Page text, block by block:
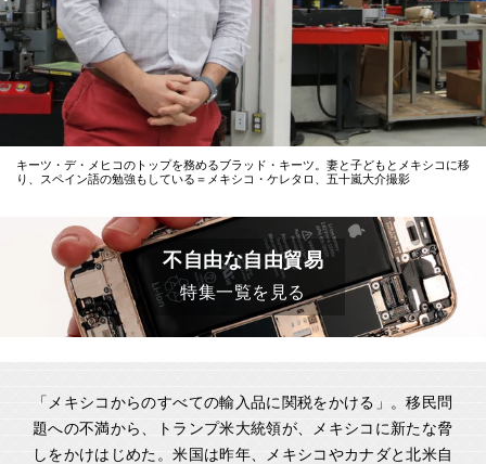
キーツ・デ・メヒコのトップを務めるブラッド・キーツ。妻と子どもとメキシコに移
り、スペイン語の勉強もしている＝メキシコ・ケレタロ、五十嵐大介撮影
不自由な自由貿易
特集一覧を見る
「メキシコからのすべての輸入品に関税をかける」。移民問
題への不満から、トランプ米大統領が、メキシコに新たな脅
しをかけはじめた。米国は昨年、メキシコやカナダと北米自